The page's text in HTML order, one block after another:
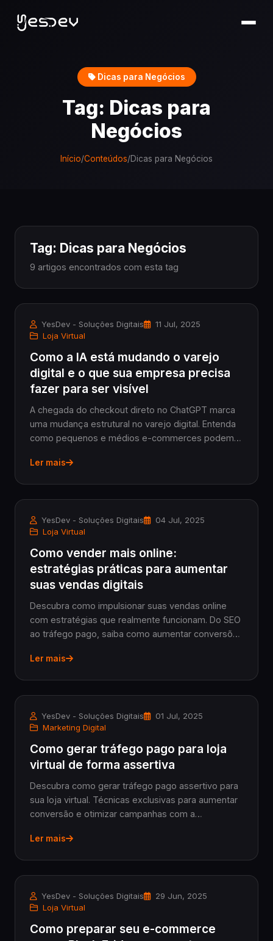
Dicas para Negócios
Tag: Dicas para
Negócios
Início/Conteúdos/Dicas para Negócios
Tag: Dicas para Negócios
9 artigos encontrados com esta tag
YesDev - Soluções Digitais
11 Jul, 2025
Loja Virtual
Como a IA está mudando o varejo
digital e o que sua empresa precisa
fazer para ser visível
A chegada do checkout direto no ChatGPT marca
uma mudança estrutural no varejo digital. Entenda
como pequenos e médios e-commerces podem
guiado por inteligência artificial.
Ler mais
YesDev - Soluções Digitais
04 Jul, 2025
Loja Virtual
Como vender mais online:
estratégias práticas para aumentar
suas vendas digitais
Descubra como impulsionar suas vendas online
com estratégias que realmente funcionam. Do SEO
ao tráfego pago, saiba como aumentar conversões
Ler mais
YesDev - Soluções Digitais
01 Jul, 2025
Marketing Digital
Como gerar tráfego pago para loja
virtual de forma assertiva
Descubra como gerar tráfego pago assertivo para
sua loja virtual. Técnicas exclusivas para aumentar
conversão e otimizar campanhas com a
Ler mais
YesDev - Soluções Digitais
29 Jun, 2025
Loja Virtual
Como preparar seu e-commerce